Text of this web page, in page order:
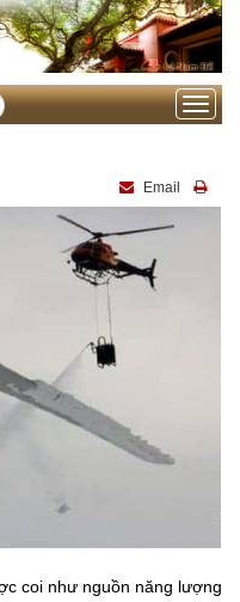
Toggle
Email
coi như nguồn năng lượng